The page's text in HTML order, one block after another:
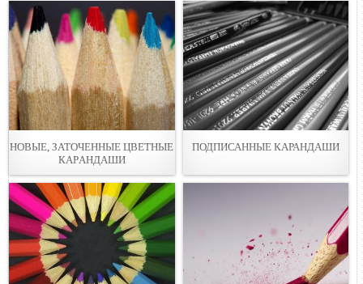
НОВЫЕ, ЗАТОЧЕННЫE ЦВЕТНЫЕ
КАРAНДАШИ
ПОДПИСАННЫE КАРАНДАШИ